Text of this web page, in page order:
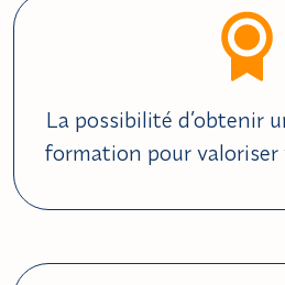
La possibilité d’obtenir
formation pour valoriser